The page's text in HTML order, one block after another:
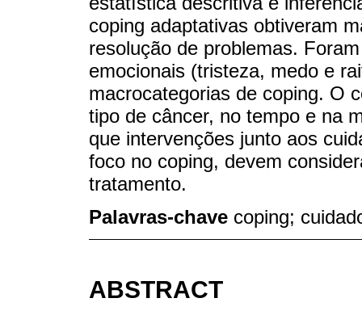
coping adaptativas obtiveram
resolução de problemas.
emocionais (tristeza, medo e
macrocategorias de coping. O
tipo de câncer, no tempo e na
que intervenções junto aos
foco no coping, devem
tratamento.
Palavras-chave coping;
ABSTRACT